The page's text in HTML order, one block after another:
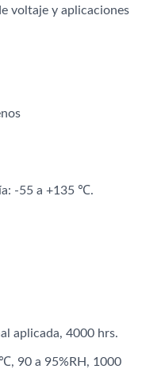
voltaje y aplicaciones
-55 a +135 ℃.
aplicada, 4000 hrs.
90 a 95%RH, 1000